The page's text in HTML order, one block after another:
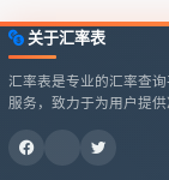
关于汇率表
汇率表是专业的汇率查
服务，致力于为用户提供